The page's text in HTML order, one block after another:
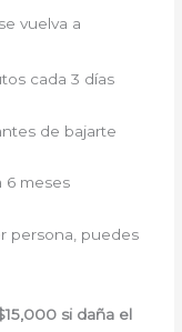
vuelva a
cada 3 días
de bajarte
6 meses
persona, puedes
si daña el